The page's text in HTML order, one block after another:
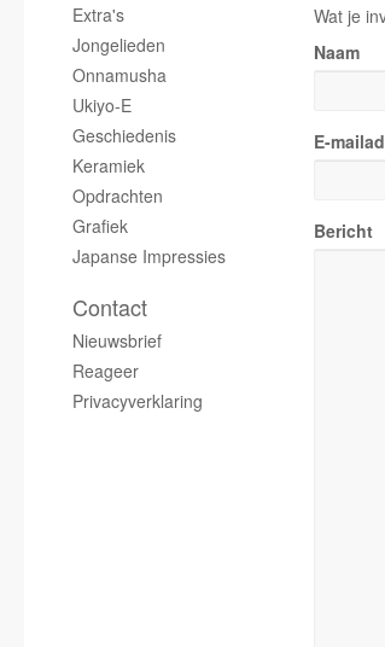
Wat je
Naam
E-
Bericht
Extra's
Jongelieden
Onnamusha
Ukiyo-E
Geschiedenis
Keramiek
Opdrachten
Grafiek
Japanse Impressies
Contact
Nieuwsbrief
Reageer
Privacyverklaring